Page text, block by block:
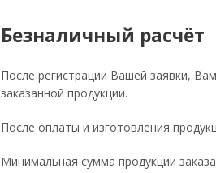
Безналичный расчёт
После регистрации Вашей заявки,
заказанной продукции.
После оплаты и изготовления
Минимальная сумма продукции